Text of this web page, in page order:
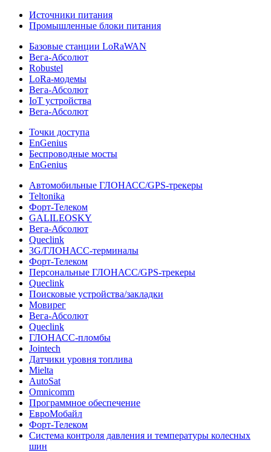
Источники питания
Промышленные блоки питания
Базовые станции LoRaWAN
Вега-Абсолют
Robustel
LoRa-модемы
Вега-Абсолют
IoT устройства
Вега-Абсолют
Точки доступа
EnGenius
Беспроводные мосты
EnGenius
Автомобильные ГЛОНАСС/GPS-трекеры
Teltonika
Форт-Телеком
GALILEOSKY
Вега-Абсолют
Queclink
3G/ГЛОНАСС-терминалы
Форт-Телеком
Персональные ГЛОНАСС/GPS-трекеры
Queclink
Поисковые устройства/закладки
Мовирег
Вега-Абсолют
Queclink
ГЛОНАСС-пломбы
Jointech
Датчики уровня топлива
Mielta
AutoSat
Omnicomm
Программное обеспечение
ЕвроМобайл
Форт-Телеком
Система контроля давления и температуры колесных
шин